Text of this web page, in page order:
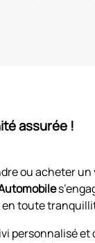
assurée !
ou acheter
toute
personnalisé et